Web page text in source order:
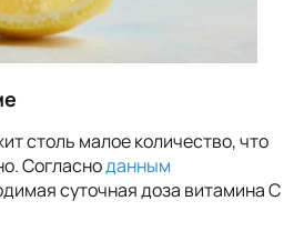
столь малое количество, что
Согласноданным
суточная доза витамина C